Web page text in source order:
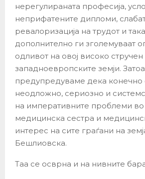
нерегулираната професија,
неприфатените дипломи,
ревалоризација на трудот и
дополнително ги зголемуваат
одливот на овој високо
западноевропските земји.
предупредуваме дека конечно
неодложно, сериозно и
на императивните проблеми во
медицинска сестра и
интерес на сите граѓани на
Бешлиовска.
Таа се осврна и на нивните